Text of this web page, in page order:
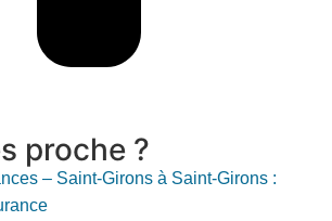
proche ?
– Saint-Girons à Saint-Girons :